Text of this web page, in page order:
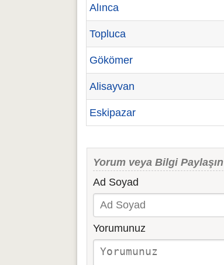
Alınca
Topluca
Gökömer
Alisayvan
Eskipazar
Yorum veya Bilgi Paylaşın
Ad Soyad
Yorumunuz